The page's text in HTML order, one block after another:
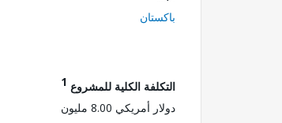
باكستان
التكلفة الكلية للمشروع 1
دولار أمريكي 8.00 مليون